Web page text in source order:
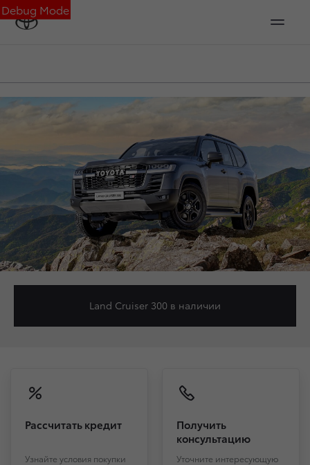
Debug Mode
Land Cruiser 300 в наличии
Рассчитать кредит
Узнайте условия покупки
Получить
консультацию
Уточните интересующую